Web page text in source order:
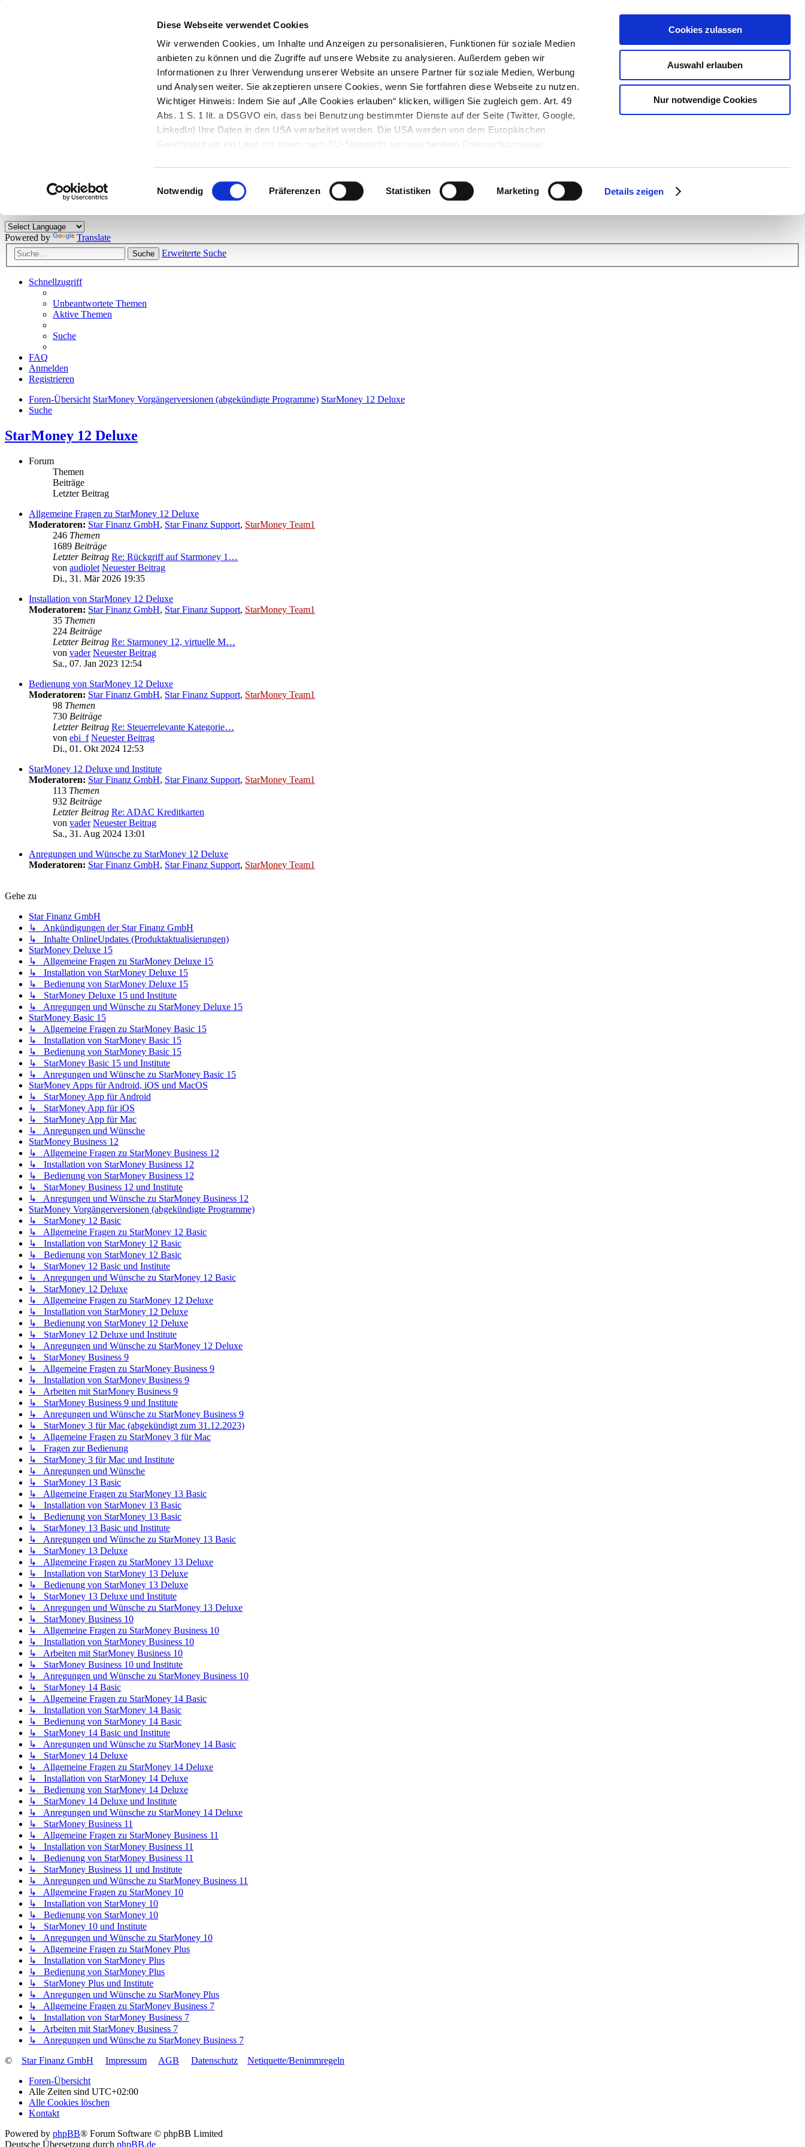
Diese Webseite verwendet Cookies
Wir verwenden Cookies, um Inhalte und Anzeigen zu personalisieren, Funktionen für soziale Medien
anbieten zu können und die Zugriffe auf unsere Website zu analysieren. Außerdem geben wir
Informationen zu Ihrer Verwendung unserer Website an unsere Partner für soziale Medien, Werbung
und Analysen weiter. Sie akzeptieren unsere Cookies, wenn Sie fortfahren diese Webseite zu nutzen.
Wichtiger Hinweis: Indem Sie auf „Alle Cookies erlauben“ klicken, willigen Sie zugleich gem. Art. 49
Abs. 1 S. 1 lit. a DSGVO ein, dass bei Benutzung bestimmter Dienste auf der Seite (Twitter, Google,
LinkedIn) Ihre Daten in den USA verarbeitet werden. Die USA werden von dem Europäischen
Gerichtshof als ein Land mit einem nach EU-Standards unzureichendem Datenschutzniveau
Einwilligungsauswahl
Notwendig Präferenzen Statistiken Marketing Details zeigen
Cookies zulassen
Auswahl erlauben
Nur notwendige Cookies
Herzlich willkommen!
Kunden viele nützliche Hilfestellungen und interessante Tipps und Tricks. Stellen Sie Ihre Fragen und helfen Sie mit Ihrem Wissen anderen weiter.
Powered by Translate
Suche Erweiterte Suche
Schnellzugriff
Unbeantwortete Themen
Aktive Themen
Suche
FAQ
Anmelden
Registrieren
Foren-Übersicht StarMoney Vorgängerversionen (abgekündigte Programme) StarMoney 12 Deluxe
Suche
StarMoney 12 Deluxe
Forum
Themen
Beiträge
Letzter Beitrag
Allgemeine Fragen zu StarMoney 12 Deluxe
Moderatoren: Star Finanz GmbH, Star Finanz Support, StarMoney Team1
246 Themen
1689 Beiträge
Letzter Beitrag Re: Rückgriff auf Starmoney 1…
von audiolet Neuester Beitrag
Di., 31. Mär 2026 19:35
Installation von StarMoney 12 Deluxe
Moderatoren: Star Finanz GmbH, Star Finanz Support, StarMoney Team1
35 Themen
224 Beiträge
Letzter Beitrag Re: Starmoney 12, virtuelle M…
von vader Neuester Beitrag
Sa., 07. Jan 2023 12:54
Bedienung von StarMoney 12 Deluxe
Moderatoren: Star Finanz GmbH, Star Finanz Support, StarMoney Team1
98 Themen
730 Beiträge
Letzter Beitrag Re: Steuerrelevante Kategorie…
von ebi_f Neuester Beitrag
Di., 01. Okt 2024 12:53
StarMoney 12 Deluxe und Institute
Moderatoren: Star Finanz GmbH, Star Finanz Support, StarMoney Team1
113 Themen
932 Beiträge
Letzter Beitrag Re: ADAC Kreditkarten
von vader Neuester Beitrag
Sa., 31. Aug 2024 13:01
Anregungen und Wünsche zu StarMoney 12 Deluxe
Moderatoren: Star Finanz GmbH, Star Finanz Support, StarMoney Team1
Gehe zu
Star Finanz GmbH
↳ Ankündigungen der Star Finanz GmbH
↳ Inhalte OnlineUpdates (Produktaktualisierungen)
StarMoney Deluxe 15
↳ Allgemeine Fragen zu StarMoney Deluxe 15
↳ Installation von StarMoney Deluxe 15
↳ Bedienung von StarMoney Deluxe 15
↳ StarMoney Deluxe 15 und Institute
↳ Anregungen und Wünsche zu StarMoney Deluxe 15
StarMoney Basic 15
↳ Allgemeine Fragen zu StarMoney Basic 15
↳ Installation von StarMoney Basic 15
↳ Bedienung von StarMoney Basic 15
↳ StarMoney Basic 15 und Institute
↳ Anregungen und Wünsche zu StarMoney Basic 15
StarMoney Apps für Android, iOS und MacOS
↳ StarMoney App für Android
↳ StarMoney App für iOS
↳ StarMoney App für Mac
↳ Anregungen und Wünsche
StarMoney Business 12
↳ Allgemeine Fragen zu StarMoney Business 12
↳ Installation von StarMoney Business 12
↳ Bedienung von StarMoney Business 12
↳ StarMoney Business 12 und Institute
↳ Anregungen und Wünsche zu StarMoney Business 12
StarMoney Vorgängerversionen (abgekündigte Programme)
↳ StarMoney 12 Basic
↳ Allgemeine Fragen zu StarMoney 12 Basic
↳ Installation von StarMoney 12 Basic
↳ Bedienung von StarMoney 12 Basic
↳ StarMoney 12 Basic und Institute
↳ Anregungen und Wünsche zu StarMoney 12 Basic
↳ StarMoney 12 Deluxe
↳ Allgemeine Fragen zu StarMoney 12 Deluxe
↳ Installation von StarMoney 12 Deluxe
↳ Bedienung von StarMoney 12 Deluxe
↳ StarMoney 12 Deluxe und Institute
↳ Anregungen und Wünsche zu StarMoney 12 Deluxe
↳ StarMoney Business 9
↳ Allgemeine Fragen zu StarMoney Business 9
↳ Installation von StarMoney Business 9
↳ Arbeiten mit StarMoney Business 9
↳ StarMoney Business 9 und Institute
↳ Anregungen und Wünsche zu StarMoney Business 9
↳ StarMoney 3 für Mac (abgekündigt zum 31.12.2023)
↳ Allgemeine Fragen zu StarMoney 3 für Mac
↳ Fragen zur Bedienung
↳ StarMoney 3 für Mac und Institute
↳ Anregungen und Wünsche
↳ StarMoney 13 Basic
↳ Allgemeine Fragen zu StarMoney 13 Basic
↳ Installation von StarMoney 13 Basic
↳ Bedienung von StarMoney 13 Basic
↳ StarMoney 13 Basic und Institute
↳ Anregungen und Wünsche zu StarMoney 13 Basic
↳ StarMoney 13 Deluxe
↳ Allgemeine Fragen zu StarMoney 13 Deluxe
↳ Installation von StarMoney 13 Deluxe
↳ Bedienung von StarMoney 13 Deluxe
↳ StarMoney 13 Deluxe und Institute
↳ Anregungen und Wünsche zu StarMoney 13 Deluxe
↳ StarMoney Business 10
↳ Allgemeine Fragen zu StarMoney Business 10
↳ Installation von StarMoney Business 10
↳ Arbeiten mit StarMoney Business 10
↳ StarMoney Business 10 und Institute
↳ Anregungen und Wünsche zu StarMoney Business 10
↳ StarMoney 14 Basic
↳ Allgemeine Fragen zu StarMoney 14 Basic
↳ Installation von StarMoney 14 Basic
↳ Bedienung von StarMoney 14 Basic
↳ StarMoney 14 Basic und Institute
↳ Anregungen und Wünsche zu StarMoney 14 Basic
↳ StarMoney 14 Deluxe
↳ Allgemeine Fragen zu StarMoney 14 Deluxe
↳ Installation von StarMoney 14 Deluxe
↳ Bedienung von StarMoney 14 Deluxe
↳ StarMoney 14 Deluxe und Institute
↳ Anregungen und Wünsche zu StarMoney 14 Deluxe
↳ StarMoney Business 11
↳ Allgemeine Fragen zu StarMoney Business 11
↳ Installation von StarMoney Business 11
↳ Bedienung von StarMoney Business 11
↳ StarMoney Business 11 und Institute
↳ Anregungen und Wünsche zu StarMoney Business 11
↳ Allgemeine Fragen zu StarMoney 10
↳ Installation von StarMoney 10
↳ Bedienung von StarMoney 10
↳ StarMoney 10 und Institute
↳ Anregungen und Wünsche zu StarMoney 10
↳ Allgemeine Fragen zu StarMoney Plus
↳ Installation von StarMoney Plus
↳ Bedienung von StarMoney Plus
↳ StarMoney Plus und Institute
↳ Anregungen und Wünsche zu StarMoney Plus
↳ Allgemeine Fragen zu StarMoney Business 7
↳ Installation von StarMoney Business 7
↳ Arbeiten mit StarMoney Business 7
↳ Anregungen und Wünsche zu StarMoney Business 7
©
Star Finanz GmbH Impressum AGB Datenschutz
Netiquette/Benimmregeln
Foren-Übersicht
Alle Zeiten sind UTC+02:00
Alle Cookies löschen
Kontakt
Powered by phpBB® Forum Software © phpBB Limited
Deutsche Übersetzung durch phpBB.de